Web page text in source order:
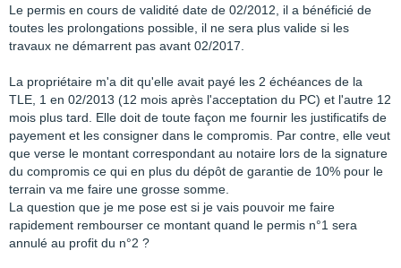
Le permis en cours de validité date de 02/2012, il a bénéficié de
toutes les prolongations possible, il ne sera plus valide si les
travaux ne démarrent pas avant 02/2017.
La propriétaire m'a dit qu'elle avait payé les 2 échéances de la
TLE, 1 en 02/2013 (12 mois après l'acceptation du PC) et l'autre 12
mois plus tard. Elle doit de toute façon me fournir les justificatifs de
payement et les consigner dans le compromis. Par contre, elle veut
que verse le montant correspondant au notaire lors de la signature
du compromis ce qui en plus du dépôt de garantie de 10% pour le
terrain va me faire une grosse somme.
La question que je me pose est si je vais pouvoir me faire
rapidement rembourser ce montant quand le permis n°1 sera
annulé au profit du n°2 ?